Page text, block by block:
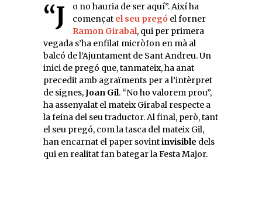
“Jo no hauria de ser aquí”. Així ha començat el seu pregó el forner
Ramon Girabal, qui per primera
vegada s’ha enfilat micròfon en mà al
balcó de l’Ajuntament de Sant Andreu. Un
inici de pregó que, tanmateix, ha anat
precedit amb agraïments per a l’intèrpret
de signes,Joan Gil. “No ho valorem prou”,
ha assenyalat el mateix Girabal respecte a
la feina del seu traductor. Al final, però, tant
el seu pregó, com la tasca del mateix Gil,
han encarnat el paper sovintinvisible dels
qui en realitat fan bategar la Festa Major.